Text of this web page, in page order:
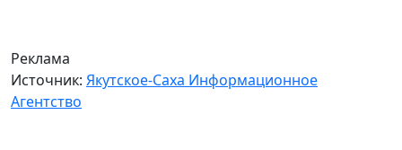
Реклама
Источник: Якутское-Саха Информационное
Агентство